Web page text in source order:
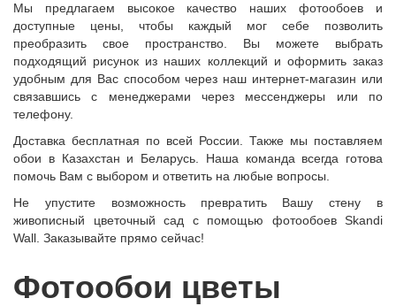
Мы предлагаем высокое качество наших фотообоев и
доступные цены, чтобы каждый мог себе позволить
преобразить свое пространство. Вы можете выбрать
подходящий рисунок из наших коллекций и оформить заказ
удобным для Вас способом через наш интернет-магазин или
связавшись с менеджерами через мессенджеры или по
телефону.
Доставка бесплатная по всей России. Также мы поставляем
обои в Казахстан и Беларусь. Наша команда всегда готова
помочь Вам с выбором и ответить на любые вопросы.
Не упустите возможность превратить Вашу стену в
живописный цветочный сад с помощью фотообоев Skandi
Wall. Заказывайте прямо сейчас!
Фотообои цветы